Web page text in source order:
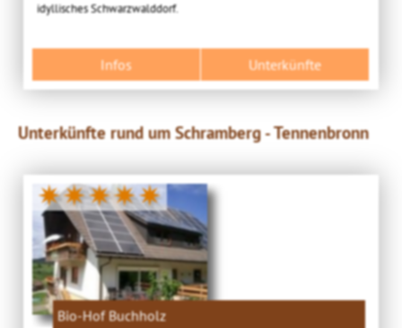
idyllisches Schwarzwalddorf.
Infos Unterkünfte
Unterkünfte rund um Schramberg - Tennenbronn
✷✷✷✷✷
Bio-Hof Buchholz